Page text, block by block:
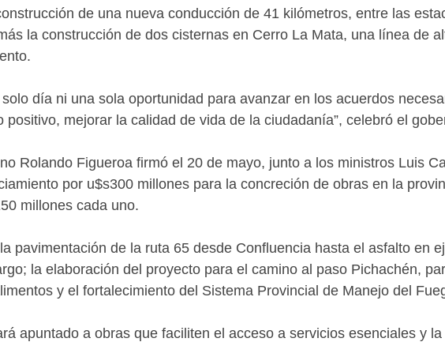
de una nueva conducción de 41 kilómetros, entre las
la construcción de dos cisternas en Cerro La Mata, una línea de
día ni una sola oportunidad para avanzar en los acuerdos
positivo, mejorar la calidad de vida de la ciudadanía”, celebró el
Rolando Figueroa firmó el 20 de mayo, junto a los ministros Luis
por u$s300 millones para la concreción de obras en la
millones cada uno.
pavimentación de la ruta 65 desde Confluencia hasta el asfalto en
la elaboración del proyecto para el camino al paso Pichachén,
y el fortalecimiento del Sistema Provincial de Manejo del
apuntado a obras que faciliten el acceso a servicios esenciales y